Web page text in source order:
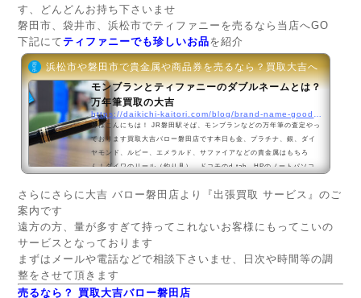
す、どんどんお持ち下さいませ
磐田市、袋井市、浜松市でティファニーを売るなら当店へGO
下記にてティファニーでも珍しいお品を紹介
浜松市や磐田市で貴金属や商品券を売るなら？買取大吉へ（バロ
モンブランとティファニーのダブルネームとは？
万年筆買取の大吉
皆様こんにちは！ JR磐田駅そば、モンブランなどの万年筆の査定やっ
ております買取大吉バロー磐田店です本日も金、プラチナ、銀、ダイ
ヤモンド、ルビー、エメラルド、サファイアなどの貴金属はもちろ
ん！ダイワのリール（釣り具）、ドコモのd-tab、HPのノートパソコ
す、本当にありがとうございます今年も残りわずか・・ですね本年も
来店頂きました早速ですが本年最後の買取品の紹介をさせて頂きます
モン...
さらにさらに大吉 バロー磐田店より『出張買取 サービス』のご
案内です
遠方の方、量が多すぎて持ってこれないお客様にもってこいの
サービスとなっております
まずはメールや電話などで相談下さいませ、日次や時間等の調
整をさせて頂きます
売るなら？ 買取大吉バロー磐田店